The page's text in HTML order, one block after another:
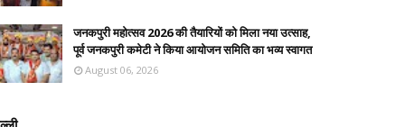
जनकपुरी महोत्सव 2026 की तैयारियों को मिला नया उत्साह,
पूर्व जनकपुरी कमेटी ने किया आयोजन समिति का भव्य स्वागत
August 06, 2026